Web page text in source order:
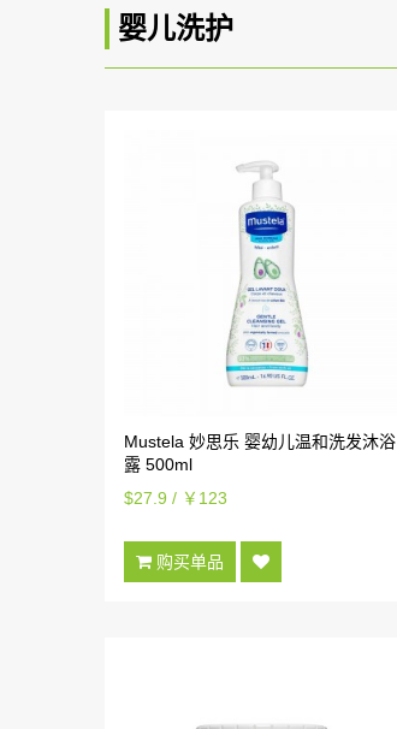
婴儿洗护
Mustela 妙思乐 婴幼儿温和洗发沐浴
露 500ml
$27.9 / ￥123
购买单品